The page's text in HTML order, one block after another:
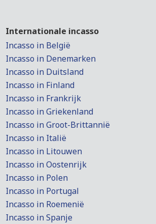
Internationale incasso
Incasso in België
Incasso in Denemarken
Incasso in Duitsland
Incasso in Finland
Incasso in Frankrijk
Incasso in Griekenland
Incasso in Groot-Brittannië
Incasso in Italië
Incasso in Litouwen
Incasso in Oostenrijk
Incasso in Polen
Incasso in Portugal
Incasso in Roemenië
Incasso in Spanje